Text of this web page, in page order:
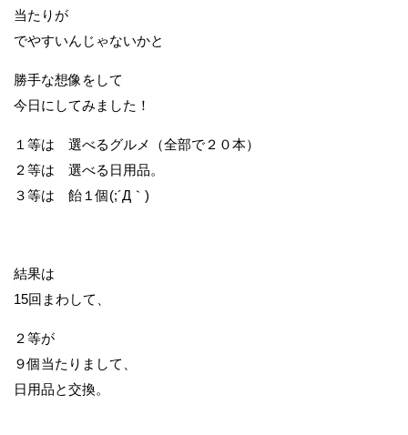
当たりが
でやすいんじゃないかと
勝手な想像をして
今日にしてみました！
１等は 選べるグルメ（全部で２０本）
２等は 選べる日用品。
３等は 飴１個(;´Д｀)
結果は
15回まわして、
２等が
９個当たりまして、
日用品と交換。